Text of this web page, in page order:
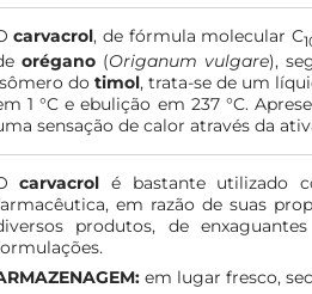
carvacrol, de fórmula molecular C
orégano(Origanum vulgare),
do timol, trata-se de um
1 °C e ebulição em 237 °C.
sensação de calor através da
carvacrol é bastante utilizado
em razão de suas
produtos, de
em lugar fresco,